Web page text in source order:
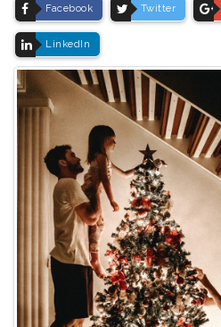
Facebook Twitter
LinkedIn